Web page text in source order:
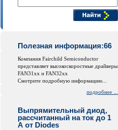
Полезная информация:66
Компания Fairchild Semiconductor
представляет высокоскоростные драйверы
FAN31xx и FAN32xx
Смотрите подробную информацию...
подробнее ...
Выпрямительный диод,
рассчитанный на ток до 1
А от Diodes